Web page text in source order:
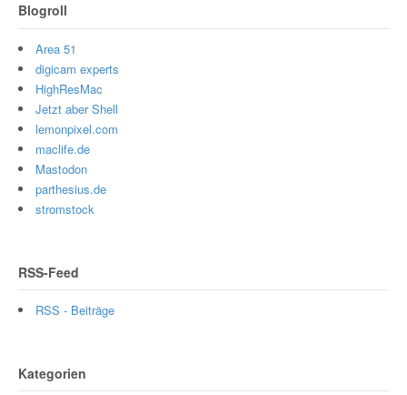
Blogroll
Area 51
digicam experts
HighResMac
Jetzt aber Shell
lemonpixel.com
maclife.de
Mastodon
parthesius.de
stromstock
RSS-Feed
RSS - Beiträge
Kategorien